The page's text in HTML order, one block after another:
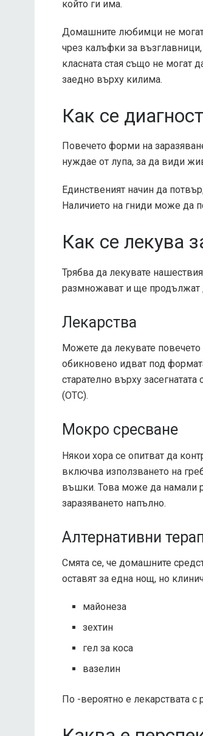
който ги има.
Домашните любимци не
чрез калъфки за
класната стая също не могат
заедно върху килима.
Как се
Повечето форми на
нуждае от лупа, за да види
Единственият начин да
Наличието на гниди може да
Как се лекува
Трябва да лекувате
размножават и ще продължат
Лекарства
Можете да лекувате
обикновено идват под
старателно върху
(OTC).
Мокро сресване
Някои хора се опитват да
включва използването на
въшки. Това може да намали
заразяването напълно.
Алтернативни
Смята се, че домашните
оставят за една нощ, но
майонеза
зехтин
гел за коса
вазелин
По -вероятно е лекарствата